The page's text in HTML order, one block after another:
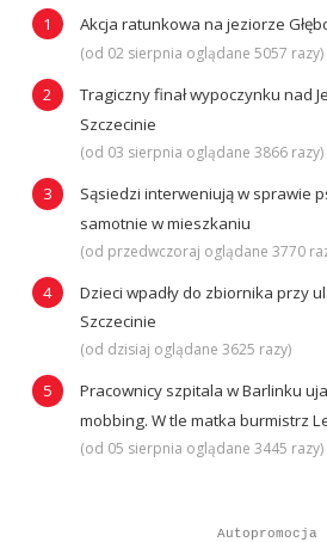
Akcja ratunkowa na jeziorze
(od 02 sierpnia oglądane 5057 razy)
Tragiczny finał wypoczynku nad
Szczecinie
(od 03 sierpnia oglądane 3866 razy)
Sąsiedzi interweniują w sprawie
samotnie w mieszkaniu
(od przedwczoraj oglądane 3770
Dzieci wpadły do zbiornika przy
Szczecinie
(od dzisiaj oglądane 3625 razy)
Pracownicy szpitala w Barlinku
mobbing. W tle matka burmistrz
(od 05 sierpnia oglądane 3445 razy)
Autopromocja